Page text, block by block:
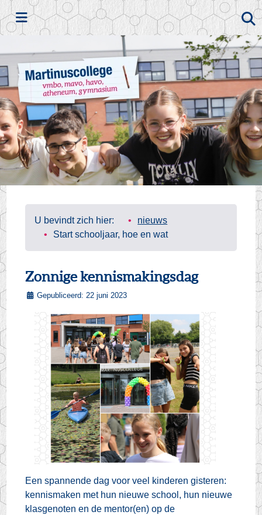
Zoeken
U bevindt zich hier:
nieuws
Start schooljaar, hoe en wat
Zonnige kennismakingsdag
Gepubliceerd: 22 juni 2023
Een spannende dag voor veel kinderen gisteren:
kennismaken met hun nieuwe school, hun nieuwe
klasgenoten en de mentor(en) op de